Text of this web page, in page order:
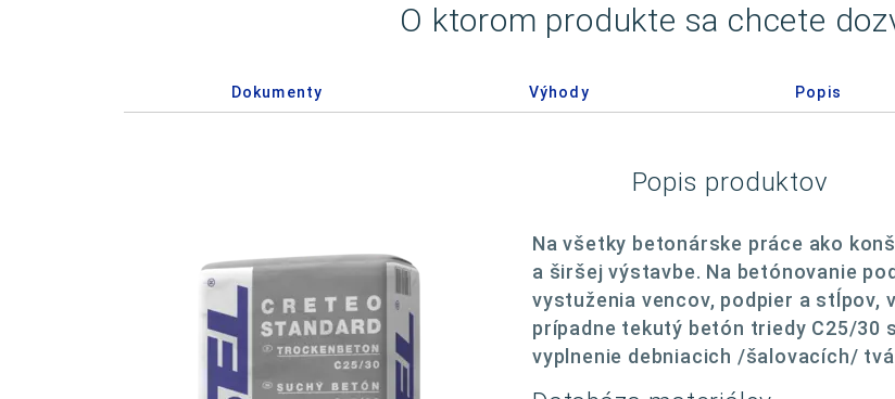
O ktorom produkte sa chcete
Dokumenty Výhody Popis
Popis produktov
Na všetky betonárske práce ako
a širšej výstavbe. Na betónovanie
vystuženia vencov, podpier a stĺpov,
prípadne tekutý betón triedy C25/30
vyplnenie debniacich /šalovacích/